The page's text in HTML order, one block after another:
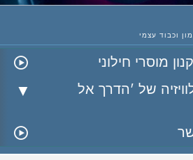
וכבוד עצמי
מוסרי חילוני
של 'הדרך אל